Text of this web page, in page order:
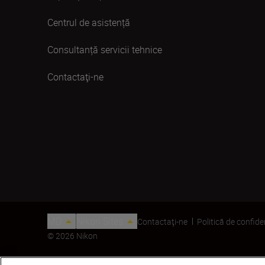
Centrul de asistență
Consultanță servicii tehnice
Contactaţi-ne
Contactaţi-ne Politică de
© 2026 Nikon